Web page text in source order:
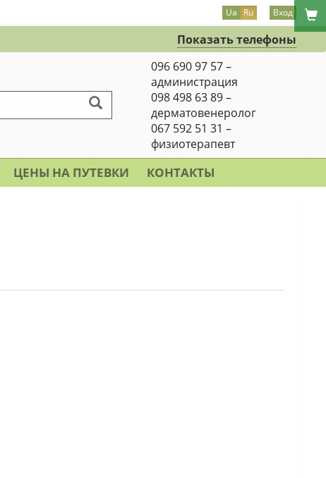
Ua Ru Вход
Показать телефоны
096 690 97 57 –
администрация
098 498 63 89 –
дерматовенеролог
067 592 51 31 –
физиотерапевт
ЦЕНЫ НА ПУТЕВКИ КОНТАКТЫ